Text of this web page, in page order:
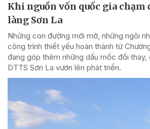
Khi nguồn vốn quốc gia chạm
làng Sơn La
Những con đường mới mở, những ngôi
công trình thiết yếu hoàn thành từ
đang góp thêm những dấu mốc đổi thay,
DTTS Sơn La vươn lên phát triển.